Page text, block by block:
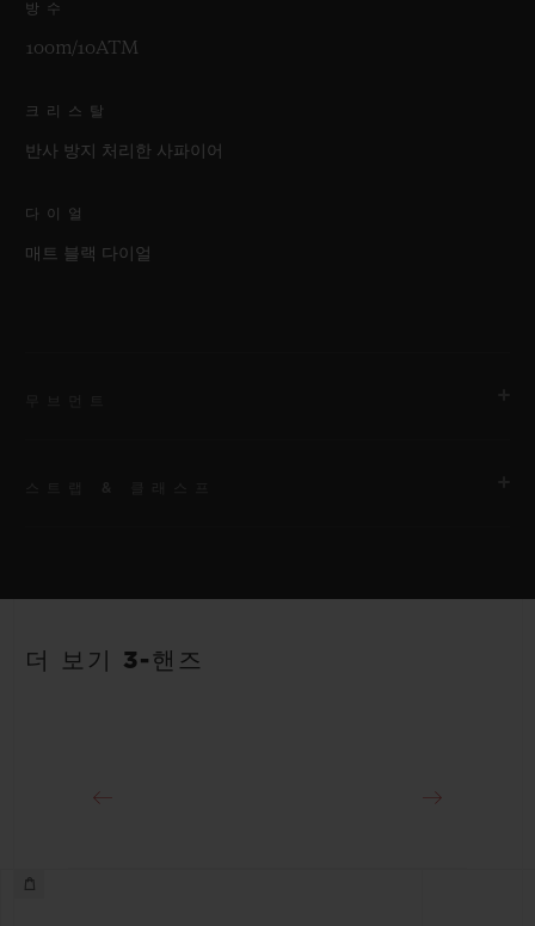
방수
100m/10ATM
크리스탈
반사 방지 처리한 사파이어
다이얼
매트 블랙 다이얼
40시간
스트랩
더 보기 3-핸즈